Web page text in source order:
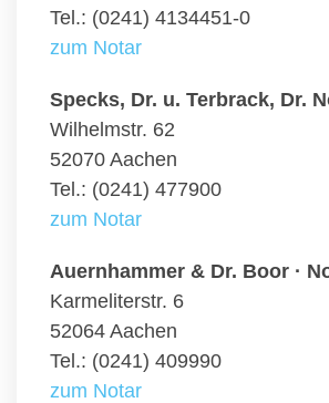
Tel.: (0241) 4134451-0
zum Notar
Specks, Dr. u. Terbrack, Dr.
Wilhelmstr. 62
52070 Aachen
Tel.: (0241) 477900
zum Notar
Auernhammer & Dr. Boor ·
Karmeliterstr. 6
52064 Aachen
Tel.: (0241) 409990
zum Notar